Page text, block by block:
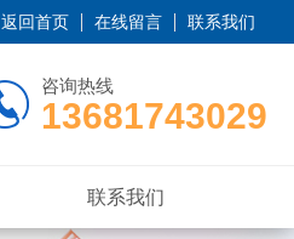
返回首页 在线留言 联系我们
咨询热线
13681743029
联系我们